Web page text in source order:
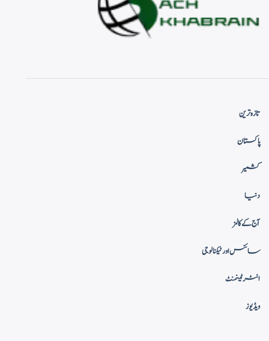
تازہ ترین
پاکستان
کشمیر
دنیا
آج کے کالمز
سائنس اور ٹیکنالوجی
انٹرٹینمنٹ
ویڈیوز